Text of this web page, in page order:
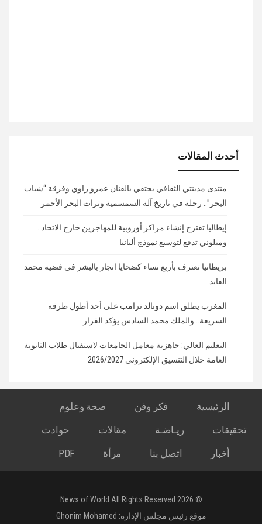
أحدث المقالات
منتدى مدينتي الثقافي يحتفي بالفنان عمرو راوي وفرقة “شباب
البحر”.. رحلة في تاريخ آلة السمسمية وتراث البحر الأحمر
إيطاليا تقترح إنشاء مراكز أوروبية للمهاجرين خارج الاتحاد..
وميلوني تدفع لتوسيع نموذج ألبانيا
بريطانيا تعترف بأربع نساء كضحايا اتجار بالبشر في قضية محمد
الفايد
المغرب يطلق اسم دونالد ترامب على أحد أطول طرقه
السريعة.. والملك محمد السادس يؤكد القرار
التعليم العالي: جاهزية معامل الجامعات لاستقبال طلاب الثانوية
العامة خلال التنسيق الإلكتروني 2026/2027
الرئيسية فكر وفن
صحة وعلوم
تحقيقات
ريـاضـة مقالات
حوادث
أخبار
اتصل بنا مرأة PDF
© 2026 News of World All Rights Reserved
موقع رئيس مجلس الإدارة: Ghonim Mohamed